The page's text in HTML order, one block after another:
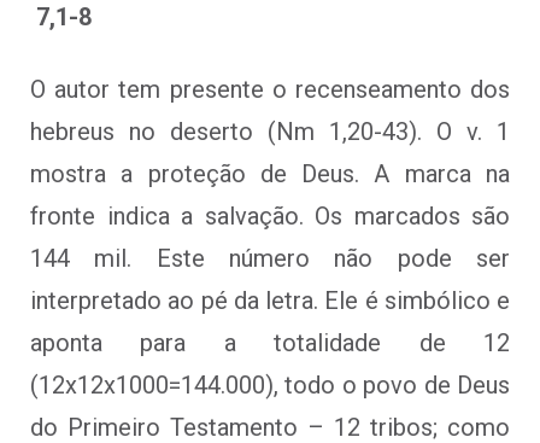
7,1-8
O autor tem presente o recenseamento dos
hebreus no deserto (Nm 1,20-43). O v. 1
mostra a proteção de Deus. A marca na
fronte indica a salvação. Os marcados são
144 mil. Este número não pode ser
interpretado ao pé da letra. Ele é simbólico e
aponta para a totalidade de 12
(12x12x1000=144.000), todo o povo de Deus
do Primeiro Testamento – 12 tribos; como